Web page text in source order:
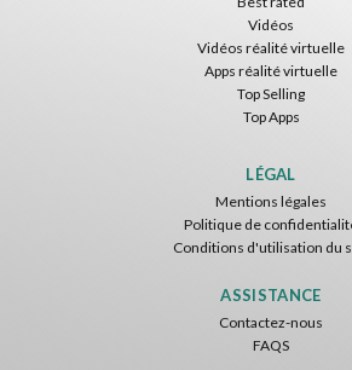
Vidéos
Vidéos réalité virtuelle
Apps réalité virtuelle
Top Selling
Top Apps
LÉGAL
Mentions légales
Politique de
Conditions d'utilisation du
ASSISTANCE
Contactez-nous
FAQS